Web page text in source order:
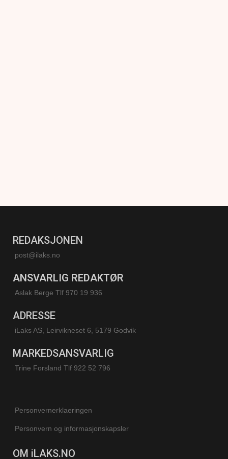
REDAKSJONEN
post@ilaks.no
ANSVARLIG REDAKTØR
Aslak Berge Tlf 970 19 936
ADRESSE
iLaks AS, Leirvikneset 6, 5179 Godvik
MARKEDSANSVARLIG
Trine Forsland Tlf 922 52 796
Personvernerklaeringen
Personvern og informasjonskapsler
OM iLAKS.NO